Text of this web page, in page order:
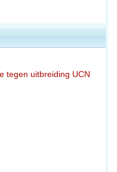
tegen uitbreiding UCN